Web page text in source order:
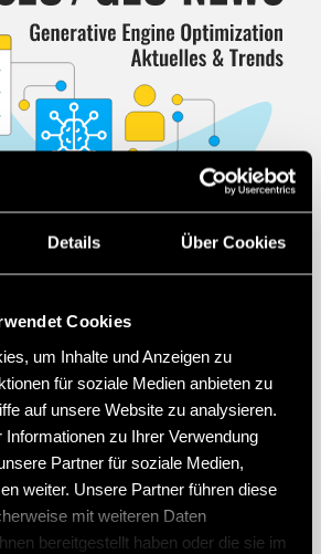
Details Über Cookies
Cookies
um Inhalte und Anzeigen zu
für soziale Medien anbieten zu
auf unsere Website zu analysieren.
zu Ihrer Verwendung
Partner für soziale Medien,
weiter. Unsere Partner führen diese
mit weiteren Daten
bereitgestellt haben oder die sie im
IHREN KI-
(AI ENTITY F
deutlich selektiver. Aufgrund der
KI-Content reicht reine
längst nicht mehr aus. Erfahren Sie,
Content-Qualität, redaktioneller